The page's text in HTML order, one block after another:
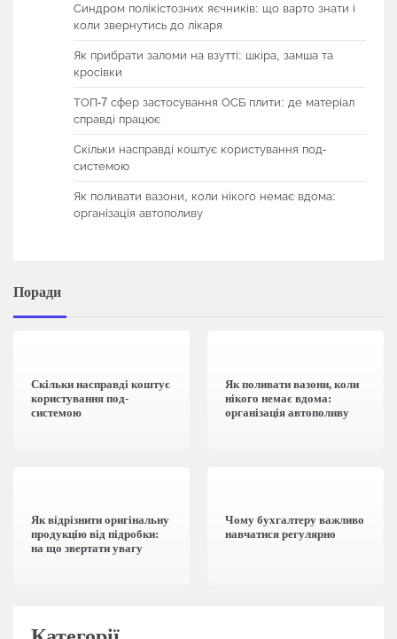
Синдром полікістозних яєчників: що варто знати і
коли звернутись до лікаря
Як прибрати заломи на взутті: шкіра, замша та
кросівки
ТОП-7 сфер застосування ОСБ плити: де матеріал
справді працює
Скільки насправді коштує користування под-
системою
Як поливати вазони, коли нікого немає вдома:
організація автополиву
Поради
Скільки насправді коштує
користування под-
системою
Як поливати вазони, коли
нікого немає вдома:
організація автополиву
Як відрізнити оригінальну
продукцію від підробки:
на що звертати увагу
Чому бухгалтеру важливо
навчатися регулярно